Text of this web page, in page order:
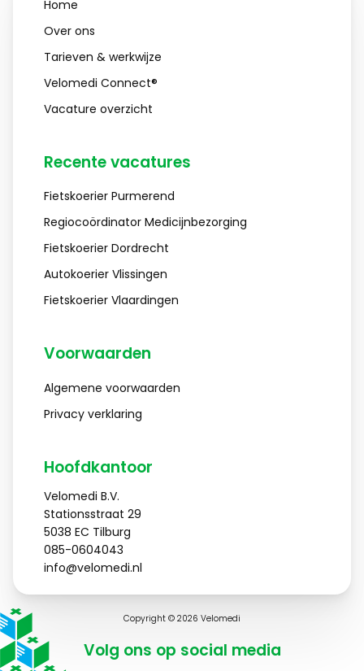
Home
Over ons
Tarieven & werkwijze
Velomedi Connect®
Vacature overzicht
Recente vacatures
Fietskoerier Purmerend
Regiocoördinator Medicijnbezorging
Fietskoerier Dordrecht
Autokoerier Vlissingen
Fietskoerier Vlaardingen
Voorwaarden
Algemene voorwaarden
Privacy verklaring
Hoofdkantoor
Velomedi B.V.
Stationsstraat 29
5038 EC Tilburg
085-0604043
info@velomedi.nl
Copyright © 2026 Velomedi
Volg ons op social media